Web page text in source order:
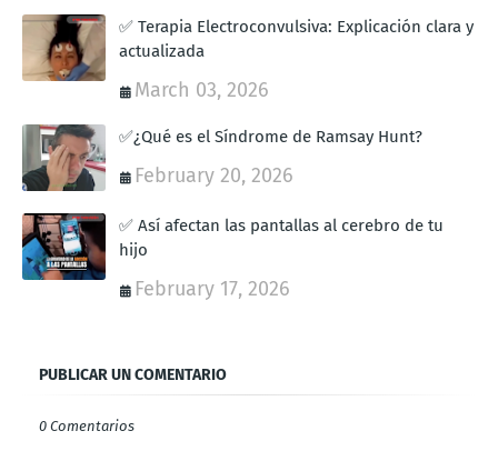
✅ Terapia Electroconvulsiva: Explicación clara y
actualizada
March 03, 2026
✅¿Qué es el Síndrome de Ramsay Hunt?
February 20, 2026
✅ Así afectan las pantallas al cerebro de tu
hijo
February 17, 2026
PUBLICAR UN COMENTARIO
0 Comentarios